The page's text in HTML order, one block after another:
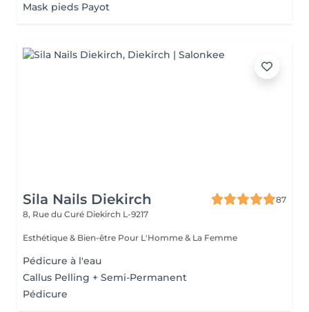
Mask pieds Payot
Sila Nails Diekirch
87
8, Rue du Curé Diekirch L-9217
Esthétique & Bien-être Pour L'Homme & La Femme
Pédicure à l'eau
Callus Pelling + Semi-Permanent
Pédicure